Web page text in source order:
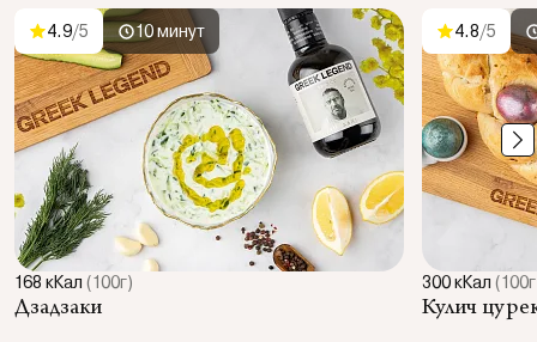
4.9/5 10 минут
168 кКал (100г)
Дзадзаки
4.8/5
300 кКал
Кулич